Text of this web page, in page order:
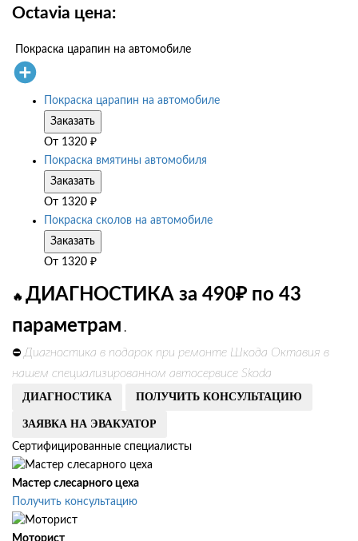
Octavia цена:
Покраска царапин на автомобиле
Покраска царапин на автомобиле
Заказать
От 1320 ₽
Покраска вмятины автомобиля
Заказать
От 1320 ₽
Покраска сколов на автомобиле
Заказать
От 1320 ₽
🔥 ДИАГНОСТИКА за 490₽ по 43
параметрам .
⛔ Диагностика в подарок при ремонте Шкода Октавия в
нашем специализированном автосервисе Skoda
ДИАГНОСТИКА ПОЛУЧИТЬ КОНСУЛЬТАЦИЮ
ЗАЯВКА НА ЭВАКУАТОР
Сертифицированные специалисты
Мастер слесарного цеха
Получить консультацию
Моторист